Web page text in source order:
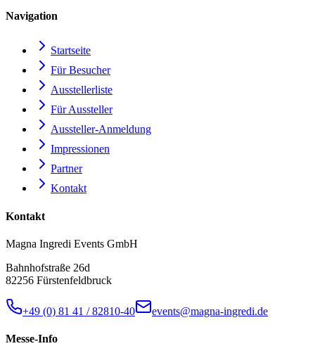
Navigation
Startseite
Für Besucher
Ausstellerliste
Für Aussteller
Aussteller-Anmeldung
Impressionen
Partner
Kontakt
Kontakt
Magna Ingredi Events GmbH
Bahnhofstraße 26d
82256 Fürstenfeldbruck
+49 (0) 81 41 / 82810-40 events@magna-ingredi.de
Messe-Info